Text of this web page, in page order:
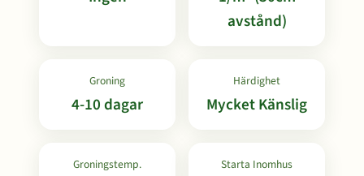
avstånd)
Groning
4-10 dagar
Härdighet
Mycket Känslig
Groningstemp. Starta Inomhus